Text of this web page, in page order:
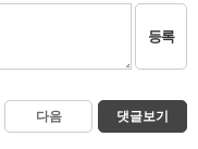
등록
다음 댓글보기